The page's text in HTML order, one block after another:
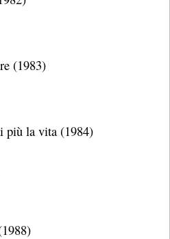
(1983)
più la vita (1984)